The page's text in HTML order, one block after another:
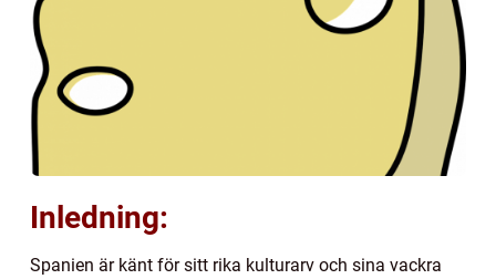
Inledning:
Spanien är känt för sitt rika kulturarv och sina vackra